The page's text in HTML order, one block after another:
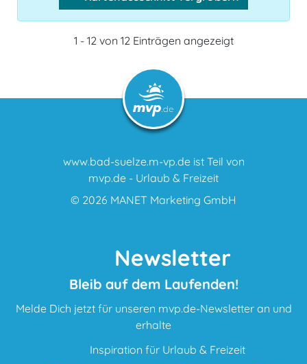
1 - 12 von 12 Einträgen angezeigt
www.bad-suelze.m-vp.de ist Teil von
mvp.de - Urlaub & Freizeit
© 2026 MANET Marketing GmbH
Newsletter
Bleib auf dem Laufenden!
Melde Dich jetzt für unseren mvp.de-Newsletter an und
erhalte
Inspiration für Urlaub & Freizeit